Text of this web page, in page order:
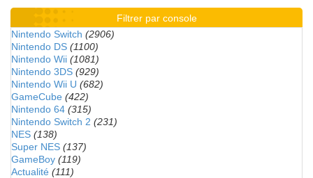
Filtrer par console
Nintendo Switch (2906)
Nintendo DS (1100)
Nintendo Wii (1081)
Nintendo 3DS (929)
Nintendo Wii U (682)
GameCube (422)
Nintendo 64 (315)
Nintendo Switch 2 (231)
NES (138)
Super NES (137)
GameBoy (119)
Actualité (111)